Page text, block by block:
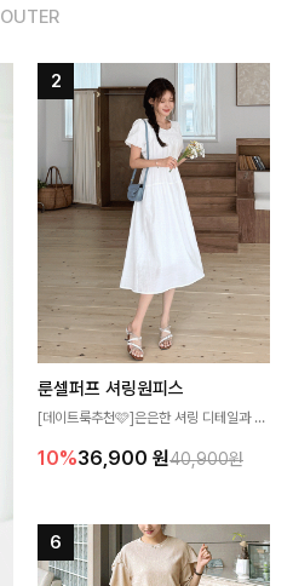
OUTER
룬셀퍼프 셔링원피스
[데이트룩추천🩷]은은한 셔링 디테일과 퍼
성해주는 원피스🤍 허리 스모크 밴딩이 슬
즐기기 좋아요
10%36,900 원40,900원